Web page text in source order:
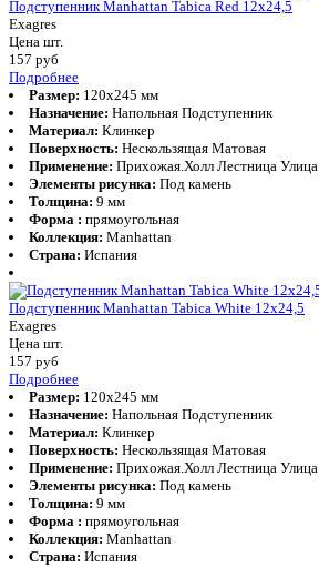
Подступенник Manhattan Tabica Red 12x24,5
Exagres
Цена шт.
157 руб
Подробнее
Размер: 120x245 мм
Назначение: Напольная Подступенник
Материал: Клинкер
Поверхность: Нескользящая Матовая
Применение: Прихожая.Холл Лестница Улица
Элементы рисунка: Под камень
Толщина: 9 мм
Форма : прямоугольная
Коллекция: Manhattan
Страна: Испания
Подступенник Manhattan Tabica White 12x24,5
Exagres
Цена шт.
157 руб
Подробнее
Размер: 120x245 мм
Назначение: Напольная Подступенник
Материал: Клинкер
Поверхность: Нескользящая Матовая
Применение: Прихожая.Холл Лестница Улица
Элементы рисунка: Под камень
Толщина: 9 мм
Форма : прямоугольная
Коллекция: Manhattan
Страна: Испания